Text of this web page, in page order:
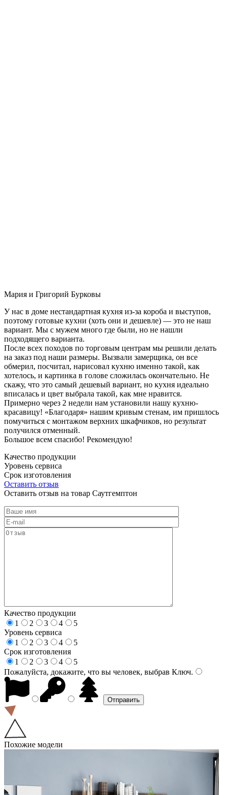
Мария и Григорий Бурковы
У нас в доме нестандартная кухня из-за короба и выступов,
поэтому готовые кухни (хоть они и дешевле) — это не наш
вариант. Мы с мужем много где были, но не нашли
подходящего варианта.
После всех походов по торговым центрам мы решили делать
на заказ под наши размеры. Вызвали замерщика, он все
обмерил, посчитал, нарисовал кухню именно такой, как
хотелось, и картинка в голове сложилась окончательно. Не
скажу, что это самый дешевый вариант, но кухня идеально
вписалась и цвет выбрала такой, как мне нравится.
Примерно через 2 недели нам установили нашу кухню-
красавицу! «Благодаря» нашим кривым стенам, им пришлось
помучиться с монтажом верхних шкафчиков, но результат
получился отменный.
Большое всем спасибо! Рекомендую!
Качество продукции
Уровень сервиса
Срок изготовления
Оставить отзыв
Оставить отзыв на товар Саутгемптон
Качество продукции
1
2 3 4
5
Уровень сервиса
1
2 3 4
5
Срок изготовления
1
2 3 4
5
Пожалуйста, докажите, что вы человек, выбрав Ключ.
Похожие модели